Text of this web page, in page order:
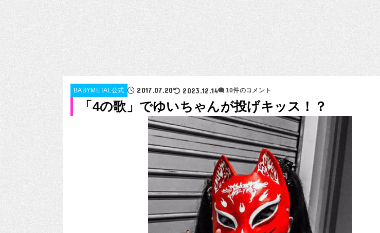
BABYMETAL公式 2017.07.20 2023.12.14 10件のコメント
「4の歌」でゆいちゃんが投げキッス！？